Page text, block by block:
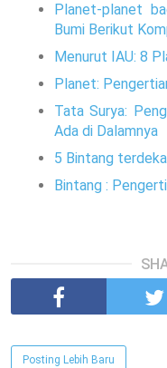
Planet-planet
Bumi Berikut
Menurut IAU: 8
Planet:
Tata Surya:
Ada di Dalamnya
5 Bintang
Bintang :
Posting Lebih Baru